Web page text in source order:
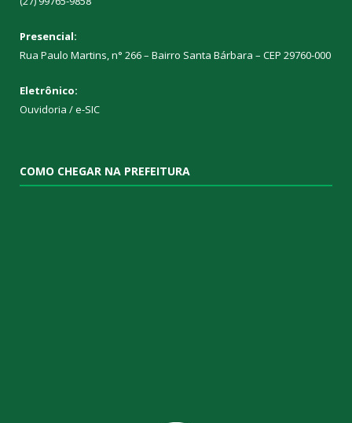
Presencial:
Rua Paulo Martins, n° 266 – Bairro Santa Bárbara – CEP 29760-000
Eletrônico:
Ouvidoria /e-SIC
COMO CHEGAR NA PREFEITURA